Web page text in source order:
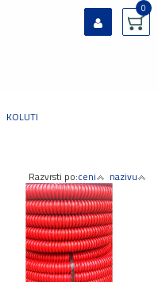
0
KOLUTI
Razvrsti po:ceni nazivu